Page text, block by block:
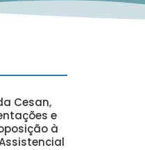
Cesan,
e
à